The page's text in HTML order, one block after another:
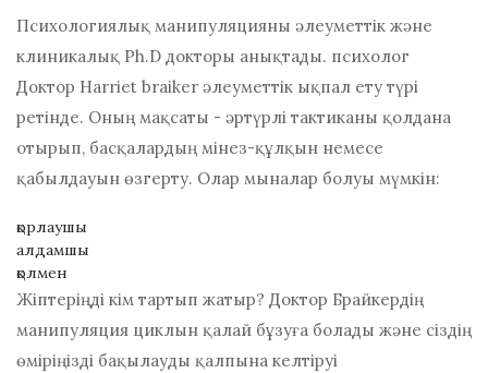
Психологиялық манипуляцияны әлеуметтік және
клиникалық Ph.D докторы анықтады. психолог
Доктор Harriet braiker әлеуметтік ықпал ету түрі
ретінде. Оның мақсаты - әртүрлі тактиканы қолдана
отырып, басқалардың мінез-құлқын немесе
қабылдауын өзгерту. Олар мыналар болуы мүмкін:
қорлаушы
алдамшы
қолмен
Жіптеріңді кім тартып жатыр? Доктор Брайкердің
манипуляция циклын қалай бұзуға болады және сіздің
өміріңізді бақылауды қалпына келтіруі